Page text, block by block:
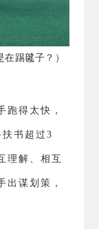
踢毽子？）
跑得太快，
书超过3
理解、相互
出谋划策，